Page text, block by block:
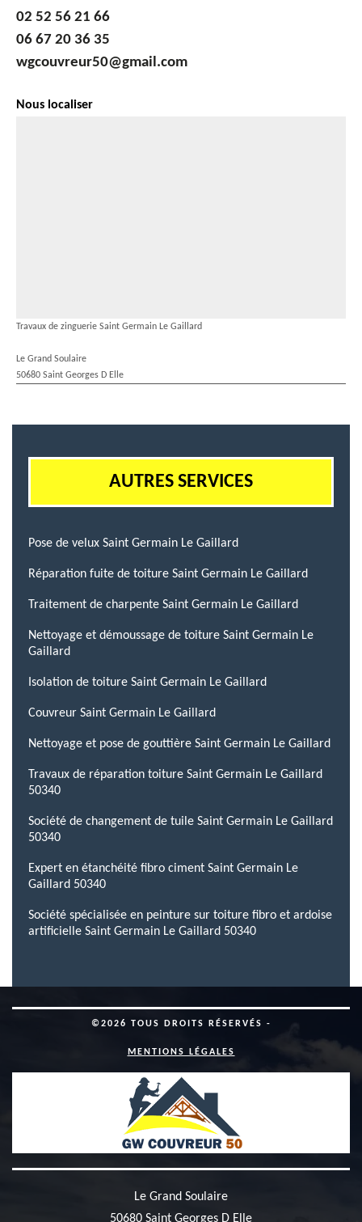
02 52 56 21 66
06 67 20 36 35
wgcouvreur50@gmail.com
Nous localiser
Travaux de zinguerie Saint Germain Le Gaillard
Le Grand Soulaire
50680 Saint Georges D Elle
AUTRES SERVICES
Pose de velux Saint Germain Le Gaillard
Réparation fuite de toiture Saint Germain Le Gaillard
Traitement de charpente Saint Germain Le Gaillard
Nettoyage et démoussage de toiture Saint Germain Le
Gaillard
Isolation de toiture Saint Germain Le Gaillard
Couvreur Saint Germain Le Gaillard
Nettoyage et pose de gouttière Saint Germain Le Gaillard
Travaux de réparation toiture Saint Germain Le Gaillard
50340
Société de changement de tuile Saint Germain Le Gaillard
50340
Expert en étanchéité fibro ciment Saint Germain Le
Gaillard 50340
Société spécialisée en peinture sur toiture fibro et ardoise
artificielle Saint Germain Le Gaillard 50340
©2026 TOUS DROITS RÉSERVÉS -
MENTIONS LÉGALES
Le Grand Soulaire
50680 Saint Georges D Elle